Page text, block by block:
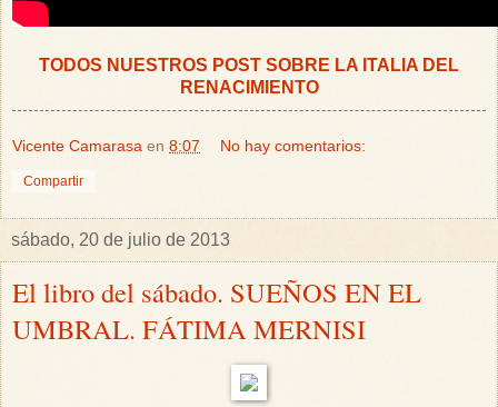
TODOS NUESTROS POST SOBRE LA ITALIA DEL
RENACIMIENTO
Vicente Camarasa en 8:07 No hay comentarios:
Compartir
sábado, 20 de julio de 2013
El libro del sábado. SUEÑOS EN EL
UMBRAL. FÁTIMA MERNISI